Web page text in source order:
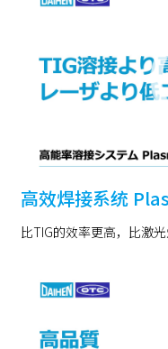
高效焊接系统
比TIG的效率更高，比激